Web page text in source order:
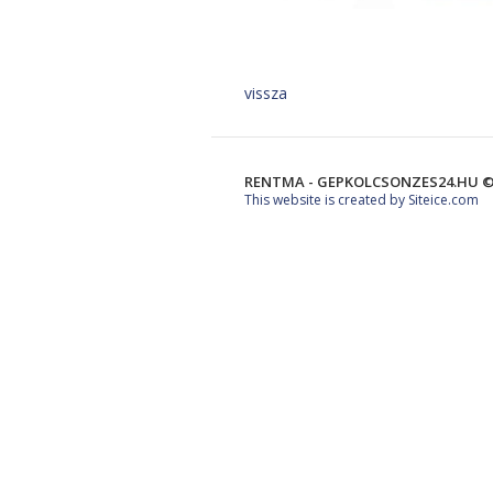
vissza
RENTMA - GEPKOLCSONZES24.HU
This website is created by Siteice.com